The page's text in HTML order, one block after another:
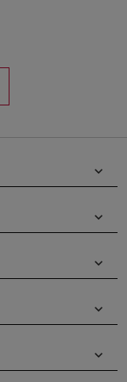
keyboard_arrow_down
keyboard_arrow_down
keyboard_arrow_down
keyboard_arrow_down
keyboard_arrow_down